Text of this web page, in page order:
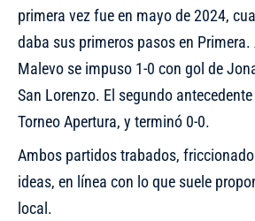
primera vez fue en mayo de 2024,
daba sus primeros pasos en Primera.
Malevo se impuso 1-0 con gol de
San Lorenzo. El segundo
Torneo Apertura, y terminó 0-0.
Ambos partidos trabados,
ideas, en línea con lo que suele
local.